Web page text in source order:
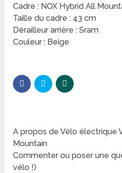
Cadre : NOX Hybrid All
Taille du cadre : 43 cm
Dérailleur arrière : Sram
Couleur : Beige
A propos de Vélo électrique
Mountain
Commenter ou poser une
vélo !)